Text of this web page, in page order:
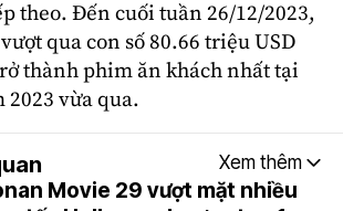
theo. Đến cuối tuần 26/12/2023,
qua con số 80.66 triệu USD
thành phim ăn khách nhất tại
2023 vừa qua.
Xem thêm
Movie 29 vượt mặt nhiều